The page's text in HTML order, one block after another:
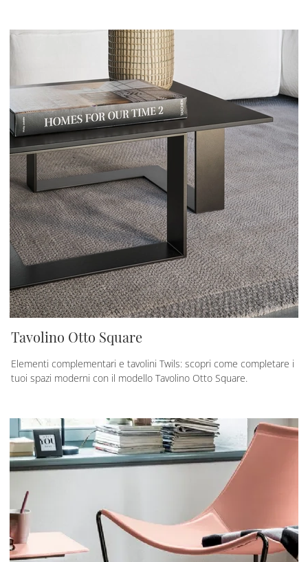
Tavolino Otto Square
Elementi complementari e tavolini Twils: scopri come completare i
tuoi spazi moderni con il modello Tavolino Otto Square.